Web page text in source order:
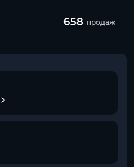
658 продаж